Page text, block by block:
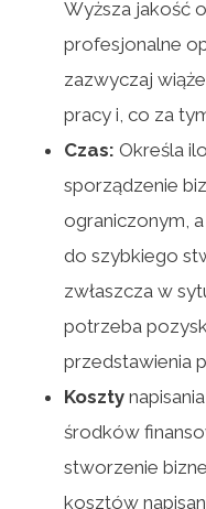
Wyższa jakość
profesjonalne
zazwyczaj
pracy i, co za
Czas: Określa
sporządzenie
ograniczonym,
do szybkiego
zwłaszcza w
potrzeba
przedstawienia
Koszty
środków
stworzenie
kosztów